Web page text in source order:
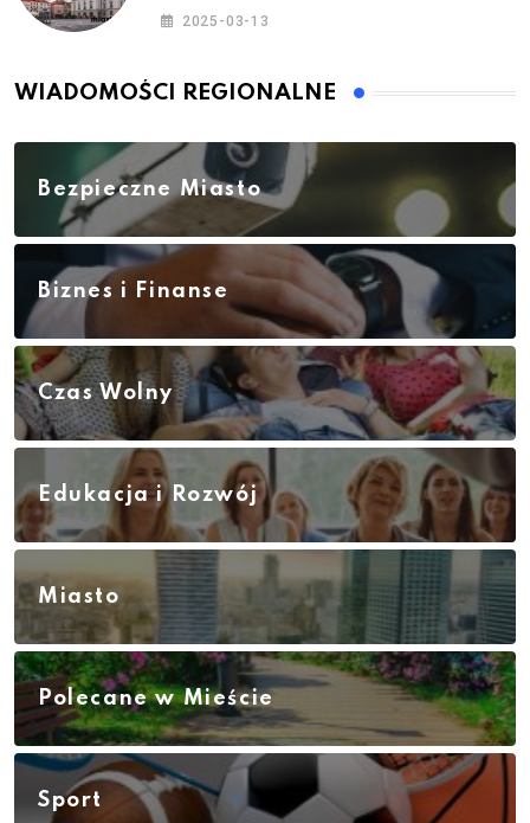
rodzinne atrakcje
2025-03-13
WIADOMOŚCI REGIONALNE
Bezpieczne Miasto
Biznes i Finanse
Czas Wolny
Edukacja i Rozwój
Miasto
Polecane w Mieście
Sport